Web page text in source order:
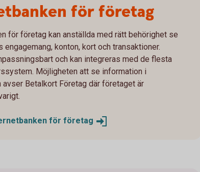
för företag
för företag kan anställda med rätt behörighet se
engagemang, konton, kort och transaktioner.
och kan integreras med de flesta
Möjligheten att se information i
avser Betalkort Företag där företaget är
för företag